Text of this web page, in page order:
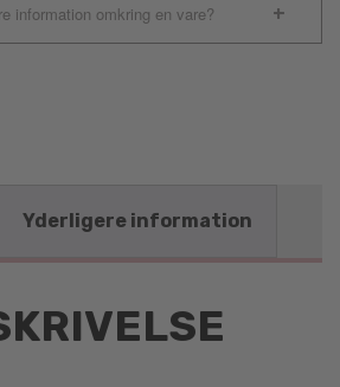
information omkring en vare?
Yderligere information